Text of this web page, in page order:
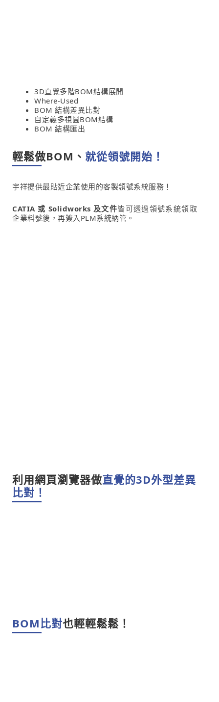
3D直覺多階BOM結構展開
Where-Used
BOM 結構差異比對
自定義多視圖BOM結構
BOM 結構匯出
輕鬆做BOM、 就從領號開始！
宇祥提供最貼近企業使用的客製領號系統服務！
CATIA 或 Solidworks 及文件皆可透過領號系統領取
企業料號後，再簽入PLM系統納管。
利用網頁瀏覽器做直覺的3D外型差異
比對！
BOM比對也輕輕鬆鬆！